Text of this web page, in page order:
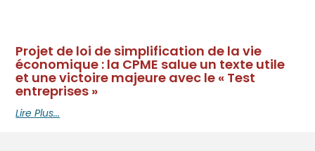
Projet de loi de simplification de la vie
économique : la CPME salue un texte utile
et une victoire majeure avec le « Test
entreprises »
Lire Plus...